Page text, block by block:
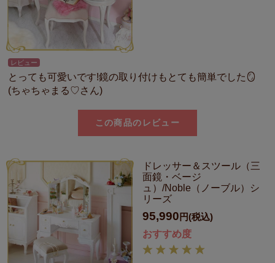
レビュー
とっても可愛いです!鏡の取り付けもとても簡単でした🪞
(ちゃちゃまる♡さん)
この商品のレビュー
ドレッサー＆スツール（三
面鏡・ベージ
ュ）/Noble（ノーブル）シ
リーズ
95,990 円(税込)
おすすめ度